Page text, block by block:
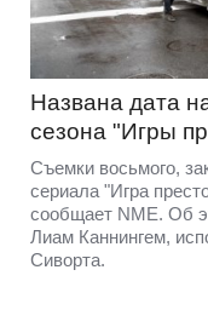
Названа дата
сезона "Игры
Съемки восьмого,
сериала "Игра
сообщает NME. Об
Лиам Каннингем,
Сиворта.